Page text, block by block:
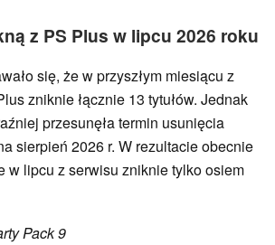
z PS Plus w lipcu 2026 roku
się, że w przyszłym miesiącu z
zniknie łącznie 13 tytułów. Jednak
przesunęła termin usunięcia
sierpień 2026 r. W rezultacie obecnie
w lipcu z serwisu zniknie tylko osiem
Pack 9